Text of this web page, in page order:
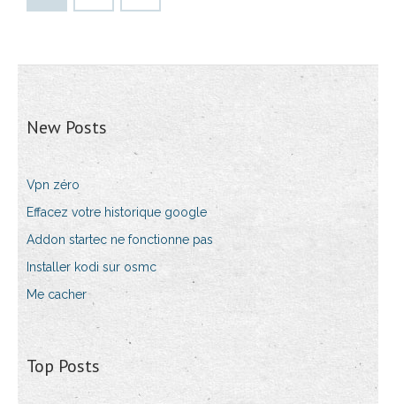
New Posts
Vpn zéro
Effacez votre historique google
Addon startec ne fonctionne pas
Installer kodi sur osmc
Me cacher
Top Posts